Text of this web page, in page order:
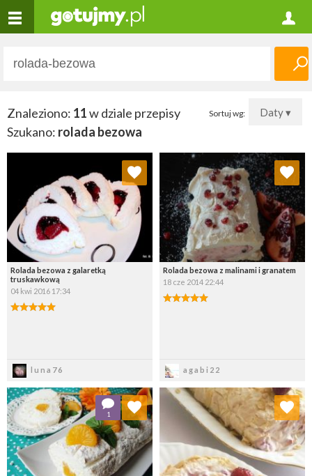
Sortuj wg: Daty ▾
Znaleziono: 11w dziale przepisy
Szukano: rolada bezowa
Rolada bezowa z galaretką
truskawkową
04 kwi 2016 17:34
luna76
Dodaj do ulubionych
Wybierz listę:
Rolada bezowa z malinami i granatem
18 cze 2014 22:44
agabi22
Dodaj do ulubionych
Wybierz listę:
1
Dodaj do ulubionych
Wybierz listę:
Dodaj do ulubionych
Wybierz listę: